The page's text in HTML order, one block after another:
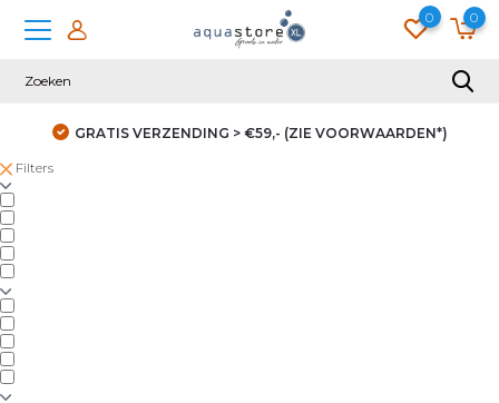
0 0
GRATIS VERZENDING > €59,- (ZIE VOORWAARDEN*)
Filters